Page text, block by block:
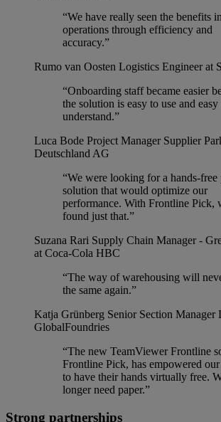
“We have really seen the benefits
operations through efficiency and
accuracy.”
Rumo van Oosten Logistics Engineer at
“Onboarding staff became easier
the solution is easy to use and easy
understand.”
Luca Bode Project Manager Supplier
Deutschland AG
“We were looking for a hands-
solution that would optimize our
performance. With Frontline Pick,
found just that.”
Suzana Rari Supply Chain Manager -
at Coca-Cola HBC
“The way of warehousing will
the same again.”
Katja Grünberg Senior Section Manager
GlobalFoundries
“The new TeamViewer Frontline
Frontline Pick, has empowered
to have their hands virtually free.
longer need paper.”
Strong partnerships